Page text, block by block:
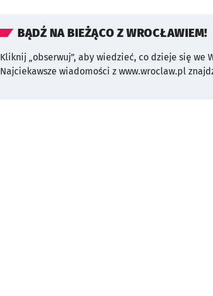
BĄDŹ NA BIEŻĄCO Z WROCŁAWIEM!
Kliknij „obserwuj”, aby wiedzieć, co dzieje się we
Najciekawsze wiadomości z www.wroclaw.pl